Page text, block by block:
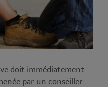
doit immédiatement
par un conseiller